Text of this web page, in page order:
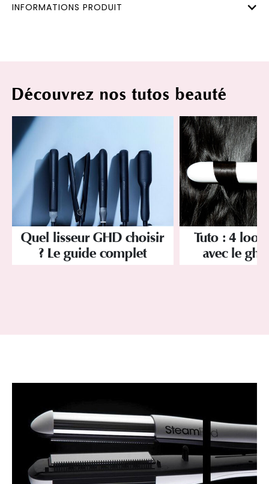
INFORMATIONS PRODUIT
Découvrez nos tutos beauté
Quel lisseur GHD choisir
? Le guide complet
Tuto : 4
avec le